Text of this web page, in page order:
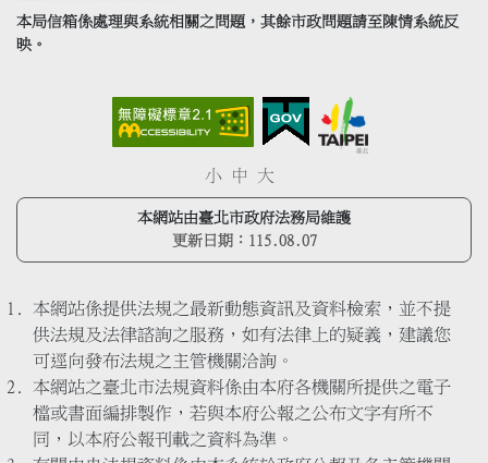
本局信箱係處理與系統相關之問題，其餘市政問題請至陳情系統反
映。
小 中 大
本網站由臺北市政府法務局維護
更新日期： 115.08.07
本網站係提供法規之最新動態資訊及資料檢索，並不提
供法規及法律諮詢之服務，如有法律上的疑義，建議您
可逕向發布法規之主管機關洽詢。
本網站之臺北市法規資料係由本府各機關所提供之電子
檔或書面編排製作，若與本府公報之公布文字有所不
同，以本府公報刊載之資料為準。